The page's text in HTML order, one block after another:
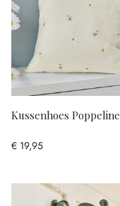
Kussenhoes Poppeline
€ 19,95